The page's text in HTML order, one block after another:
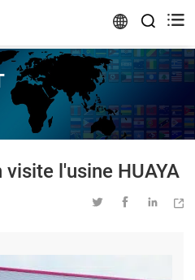
 
l'usine HUAYA
   